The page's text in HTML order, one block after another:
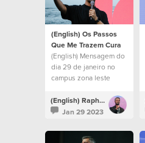
(English) Os Passos
Que Me Trazem Cura
(English) Mensagem do
dia 29 de janeiro no
campus zona leste
(English) Raphael Galante
Jan 29 2023